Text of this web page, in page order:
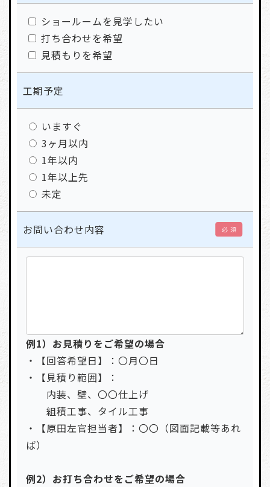
ショールームを見学したい
打ち合わせを希望
見積もりを希望
工期予定
いますぐ
3ヶ月以内
1年以内
1年以上先
未定
お問い合わせ内容 必 須
例1）お見積りをご希望の場合
・【回答希望日】：〇月〇日
・【見積り範囲】：
内装、壁、〇〇仕上げ
組積工事、タイル工事
・【原田左官担当者】：〇〇（図面記載等あれ
ば）
例2）お打ち合わせをご希望の場合